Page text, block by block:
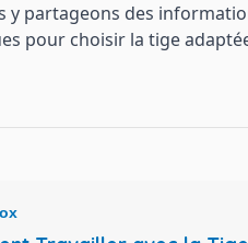
partageons des
pour choisir la tige